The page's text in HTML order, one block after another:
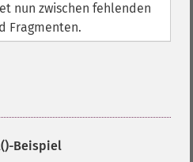
nun zwischen fehlenden
Fragmenten.
-Beispiel